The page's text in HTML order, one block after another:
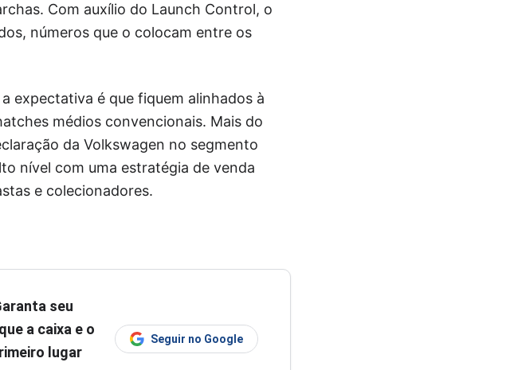
Com auxílio do Launch Control, o
números que o colocam entre os
expectativa é que fiquem alinhados à
médios convencionais. Mais do
da Volkswagen no segmento
nível com uma estratégia de venda
e colecionadores.
seu
a caixa e o
lugar
Seguir no Google